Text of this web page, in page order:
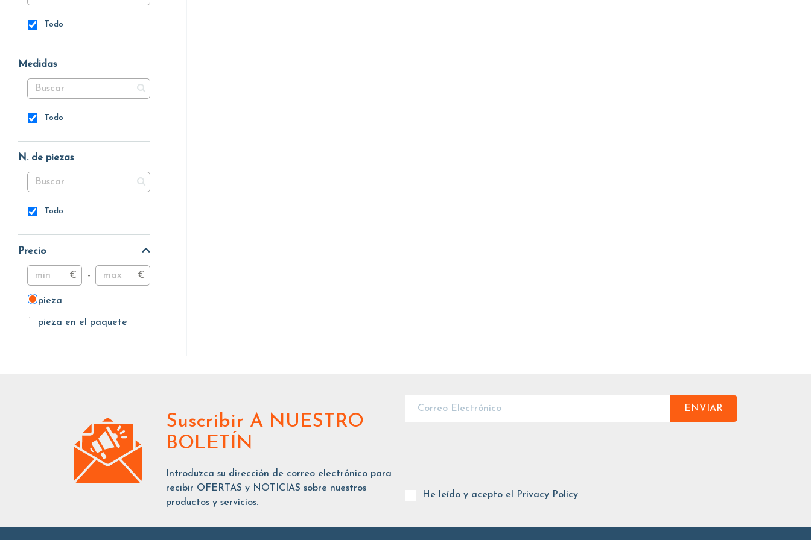
Todo
Medidas
Todo
N. de piezas
Todo
Precio
€ - €
piezapieza
pieza en el paquete
pieza en el paquete
Suscribir A NUESTRO
BOLETÍN
Introduzca su dirección de correo electrónico para
recibir OFERTAS y NOTICIAS sobre nuestros
productos y servicios.
ENVIAR
He leído y acepto el Privacy Policy